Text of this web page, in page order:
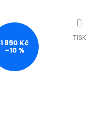
1 890 Kč
–10 %
TISK